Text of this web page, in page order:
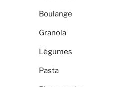
Boulange
Granola
Légumes
Pasta